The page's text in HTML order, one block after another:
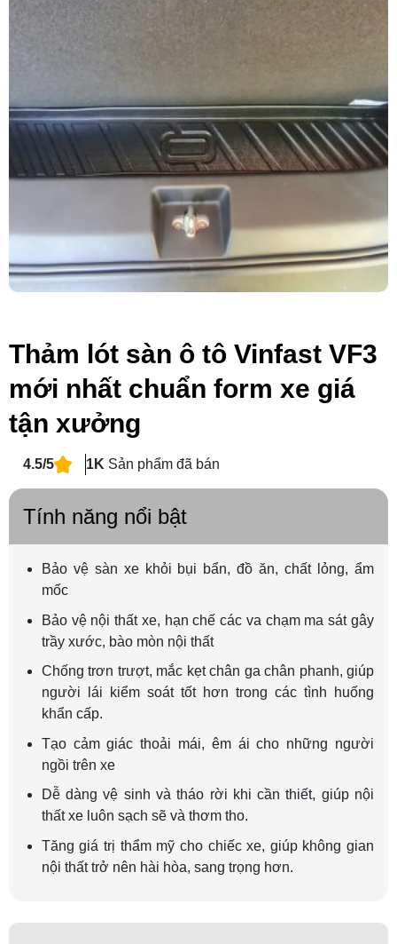
Thảm lót sàn ô tô Vinfast VF3
mới nhất chuẩn form xe giá
tận xưởng
4.5/5 1K Sản phẩm đã bán
Tính năng nổi bật
Bảo vệ sàn xe khỏi bụi bẩn, đồ ăn, chất lỏng, ẩm
mốc
Bảo vệ nội thất xe, hạn chế các va chạm ma sát gây
trầy xước, bào mòn nội thất
Chống trơn trượt, mắc kẹt chân ga chân phanh, giúp
người lái kiểm soát tốt hơn trong các tình huống
khẩn cấp.
Tạo cảm giác thoải mái, êm ái cho những người
ngồi trên xe
Dễ dàng vệ sinh và tháo rời khi cần thiết, giúp nội
thất xe luôn sạch sẽ và thơm tho.
Tăng giá trị thẩm mỹ cho chiếc xe, giúp không gian
nội thất trở nên hài hòa, sang trọng hơn.